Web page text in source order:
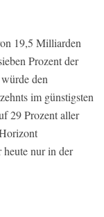
19,5 Milliarden
Prozent der
den
im günstigsten
29 Prozent aller
nur in der